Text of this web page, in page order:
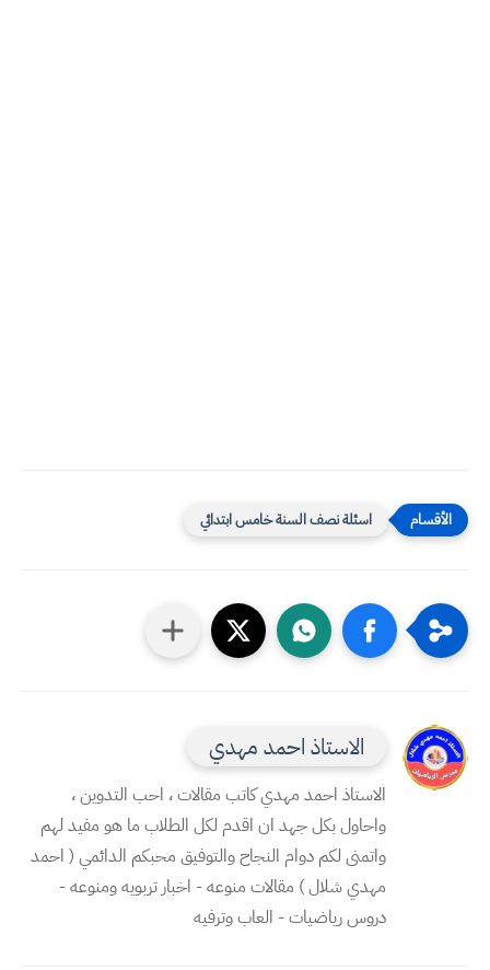
اسئلة نصف السنة خامس ابتدائي
الاستاذ احمد مهدي
الاستاذ احمد مهدي كاتب مقالات ، احب التدوين ،
واحاول بكل جهد ان اقدم لكل الطلاب ما هو مفيد لهم
واتمنى لكم دوام النجاح والتوفيق محبكم الدائمي ( احمد
مهدي شلال ) مقالات منوعه - اخبار تربويه ومنوعه -
دروس رياضيات - العاب وترفيه